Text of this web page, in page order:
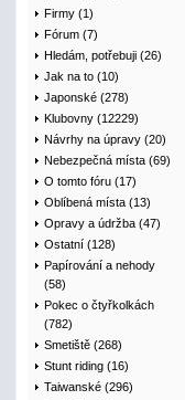
Firmy (1)
Fórum (7)
Hledám, potřebuji (26)
Jak na to (10)
Japonské (278)
Klubovny (12229)
Návrhy na úpravy (20)
Nebezpečná místa (69)
O tomto fóru (17)
Oblíbená místa (13)
Opravy a údržba (47)
Ostatní (128)
Papírování a nehody
(58)
Pokec o čtyřkolkách
(782)
Smetiště (268)
Stunt riding (16)
Taiwanské (296)